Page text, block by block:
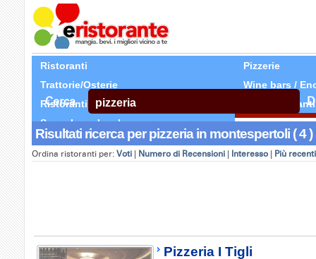
Ristoranti
Pizzerie
Trattorie/Osterie
Wine bars /
Ristoranti Etnici
Tutti Ristoranti
Segnala un locale
Cerca
Risultati ricerca per pizzeria in montespertoli ( 4 )
Ordina ristoranti per: Voti Numero di Recensioni Interesso Più recenti
Pizzeria I Tigli